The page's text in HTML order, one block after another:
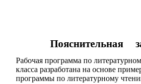
Пояснительная
Рабочая программа по
класса разработана на основе
программы по литературному